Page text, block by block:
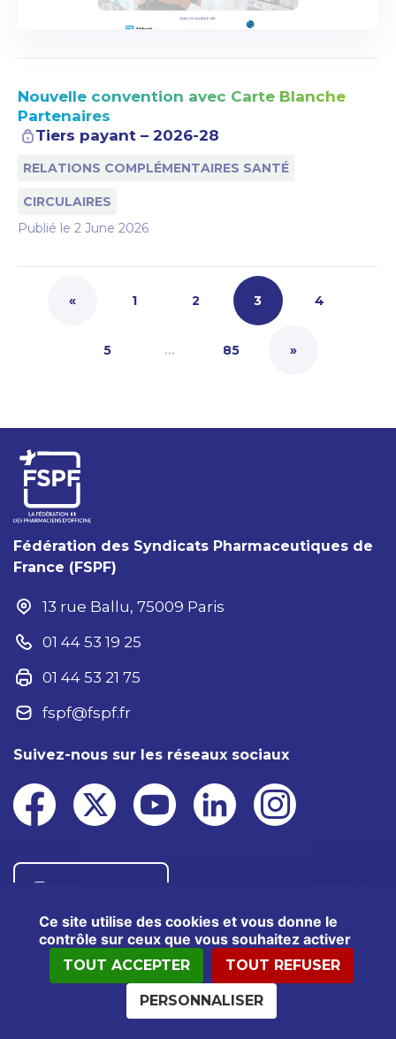
Ce site utilise des cookies et vous donne le
contrôle sur ceux que vous souhaitez activer
TOUT ACCEPTER TOUT REFUSER
PERSONNALISER
Nouvelle convention avec Carte Blanche
Partenaires
Tiers payant – 2026-28
RELATIONS COMPLÉMENTAIRES SANTÉ
CIRCULAIRES
Publié le 2 June 2026
« 1 2 3 4
5 … 85 »
Fédération des Syndicats Pharmaceutiques de
France (FSPF)
13 rue Ballu, 75009 Paris
01 44 53 19 25
01 44 53 21 75
fspf@fspf.fr
Suivez-nous sur les réseaux sociaux
®2025 FSPF – Tous droits réservés
Données personnelles
Politiques cookies
Kit presse Crédits